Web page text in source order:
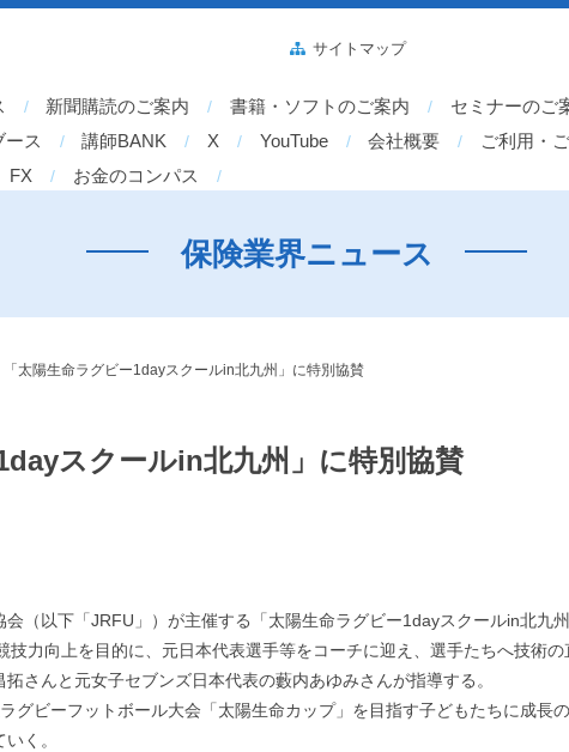
新聞購読のご案内 書籍・ソフトのご案内 セミナーのご
ース
講師BANK X YouTube 会社概要 ご利用・
FX お金のコンパス
サイトマップ
保険業界ニュース
太陽生命ラグビー1dayスクールin北九州」に特別協賛
スクールin北九州」に特別協賛
（以下「JRFU」）が主催する「太陽生命ラグビー1dayスクールin北九州
技力向上を目的に、元日本代表選手等をコーチに迎え、選手たちへ技術
さんと元女子セブンズ日本代表の藪内あゆみさんが指導する。
グビーフットボール大会「太陽生命カップ」を目指す子どもたちに成長
く。